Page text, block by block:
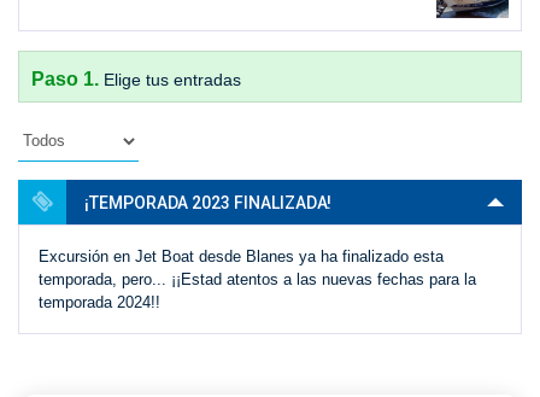
Paso 1. Elige tus entradas
¡TEMPORADA 2023 FINALIZADA!
Excursión en Jet Boat desde Blanes ya ha finalizado esta
temporada, pero... ¡¡Estad atentos a las nuevas fechas para la
temporada 2024!!